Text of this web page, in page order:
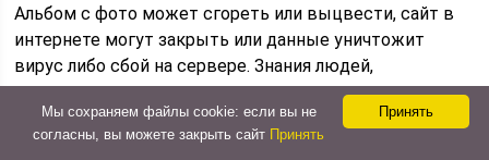
Альбом с фото может сгореть или выцвести, сайт в
интернете могут закрыть или данные уничтожит
вирус либо сбой на сервере. Знания людей,
передающие от поколения к поколению память о
предках, как очевидно надежнее, но так делают ныне
очень не многие.
Принять
Мы сохраняем файлы cookie: если вы не
согласны, вы можете закрыть сайт Принять